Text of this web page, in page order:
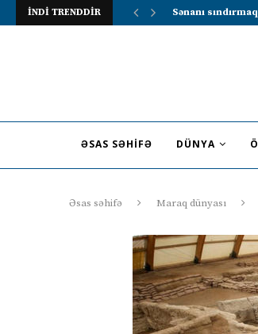
İNDİ TRENDDİR Lavrov Suriya
ƏSAS SƏHIFƏ DÜNYA
Əsas səhifə Maraq dünyası